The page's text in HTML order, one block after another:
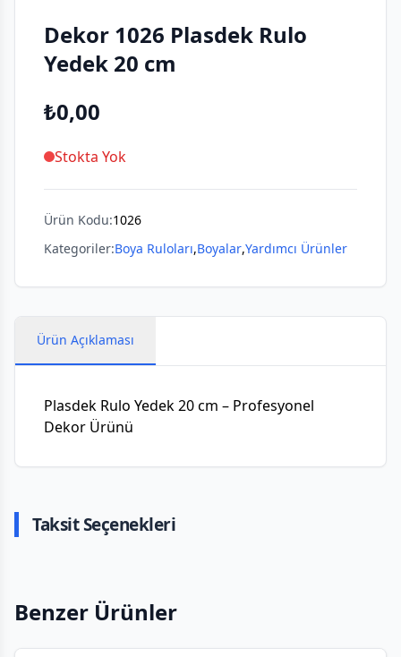
Dekor 1026 Plasdek Rulo
Yedek 20 cm
₺0,00
Stokta Yok
Ürün Kodu:1026
Kategoriler:Boya Ruloları,Boyalar,Yardımcı Ürünler
Ürün Açıklaması
Plasdek Rulo Yedek 20 cm – Profesyonel
Dekor Ürünü
Taksit Seçenekleri
Benzer Ürünler